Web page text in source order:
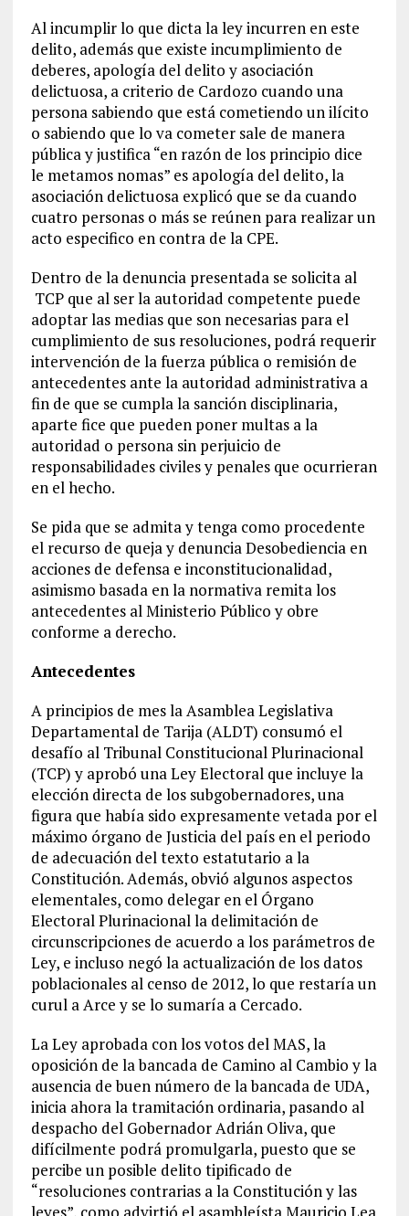
Al incumplir lo que dicta la ley incurren en este
delito, además que existe incumplimiento de
deberes, apología del delito y asociación
delictuosa, a criterio de Cardozo cuando una
persona sabiendo que está cometiendo un ilícito
o sabiendo que lo va cometer sale de manera
pública y justifica “en razón de los principio dice
le metamos nomas” es apología del delito, la
asociación delictuosa explicó que se da cuando
cuatro personas o más se reúnen para realizar un
acto especifico en contra de la CPE.
Dentro de la denuncia presentada se solicita al
TCP que al ser la autoridad competente puede
adoptar las medias que son necesarias para el
cumplimiento de sus resoluciones, podrá requerir
intervención de la fuerza pública o remisión de
antecedentes ante la autoridad administrativa a
fin de que se cumpla la sanción disciplinaria,
aparte fice que pueden poner multas a la
autoridad o persona sin perjuicio de
responsabilidades civiles y penales que ocurrieran
en el hecho.
Se pida que se admita y tenga como procedente
el recurso de queja y denuncia Desobediencia en
acciones de defensa e inconstitucionalidad,
asimismo basada en la normativa remita los
antecedentes al Ministerio Público y obre
conforme a derecho.
Antecedentes
A principios de mes la Asamblea Legislativa
Departamental de Tarija (ALDT) consumó el
desafío al Tribunal Constitucional Plurinacional
(TCP) y aprobó una Ley Electoral que incluye la
elección directa de los subgobernadores, una
figura que había sido expresamente vetada por el
máximo órgano de Justicia del país en el periodo
de adecuación del texto estatutario a la
Constitución. Además, obvió algunos aspectos
elementales, como delegar en el Órgano
Electoral Plurinacional la delimitación de
circunscripciones de acuerdo a los parámetros de
Ley, e incluso negó la actualización de los datos
poblacionales al censo de 2012, lo que restaría un
curul a Arce y se lo sumaría a Cercado.
La Ley aprobada con los votos del MAS, la
oposición de la bancada de Camino al Cambio y la
ausencia de buen número de la bancada de UDA,
inicia ahora la tramitación ordinaria, pasando al
despacho del Gobernador Adrián Oliva, que
difícilmente podrá promulgarla, puesto que se
percibe un posible delito tipificado de
“resoluciones contrarias a la Constitución y las
leyes”, como advirtió el asambleísta Mauricio Lea